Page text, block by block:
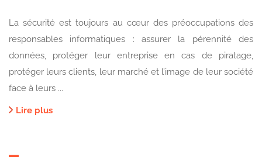
La sécurité est toujours au cœur des préoccupations des
responsables informatiques : assurer la pérennité des
données, protéger leur entreprise en cas de piratage,
protéger leurs clients, leur marché et l’image de leur société
face à leurs ...
Lire plus